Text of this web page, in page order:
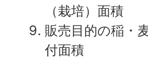
（栽培）面積
販売目的の稲・
付面積